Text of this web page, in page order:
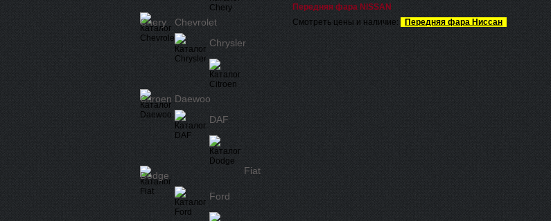
Передняя фара NISSAN
Смотреть цены и наличие:
Передняя фара Ниссан
Chery
Chevrolet
Chrysler
Citroen Daewoo
DAF
Dodge Fiat
Ford